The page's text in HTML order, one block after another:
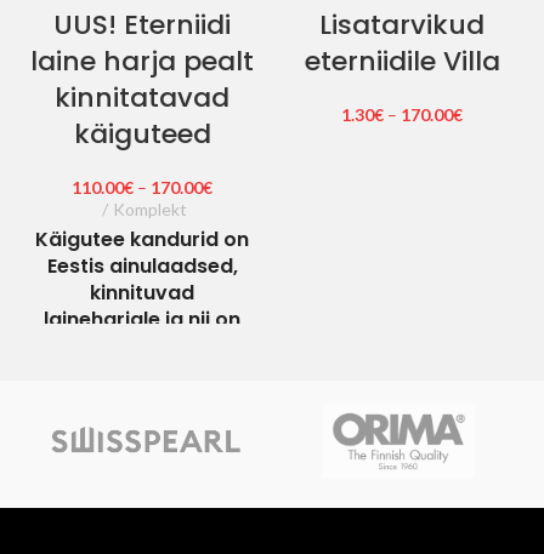
UUS! Eterniidi
laine harja pealt
kinnitatavad
käiguteed
110.00€ – 170.00€
Komplekt
Käigutee kandurid on
Eestis ainulaadsed,
kinnituvad
laineharjale ja nii on
sobib kasutamiseks
Lisatarvikud
eterniidile Villa
1.30€ – 170.00€